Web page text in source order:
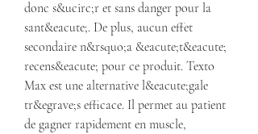
donc s&ucirc;r et sans danger pour la
sant&eacute;. De plus, aucun effet
secondaire n&rsquo;a &eacute;t&eacute;
recens&eacute; pour ce produit. Texto
Max est une alternative l&eacute;gale
tr&egrave;s efficace. Il permet au patient
de gagner rapidement en muscle,